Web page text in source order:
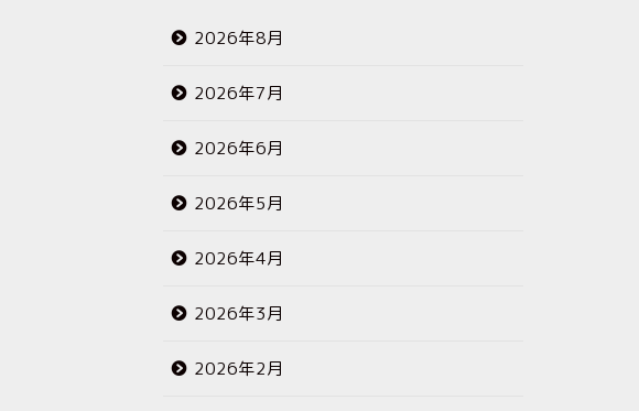
2026年8月
2026年7月
2026年6月
2026年5月
2026年4月
2026年3月
2026年2月